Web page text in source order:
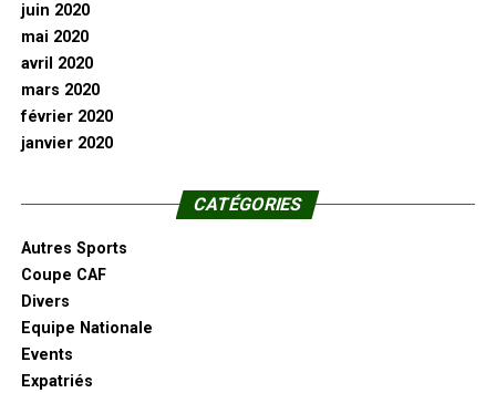
juin 2020
mai 2020
avril 2020
mars 2020
février 2020
janvier 2020
CATÉGORIES
Autres Sports
Coupe CAF
Divers
Equipe Nationale
Events
Expatriés